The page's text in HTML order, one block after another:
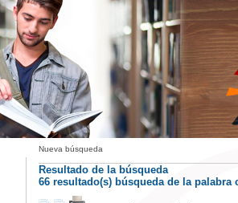
Nueva búsqueda
Resultado de la búsqueda
66 resultado(s) búsqueda de la palabra